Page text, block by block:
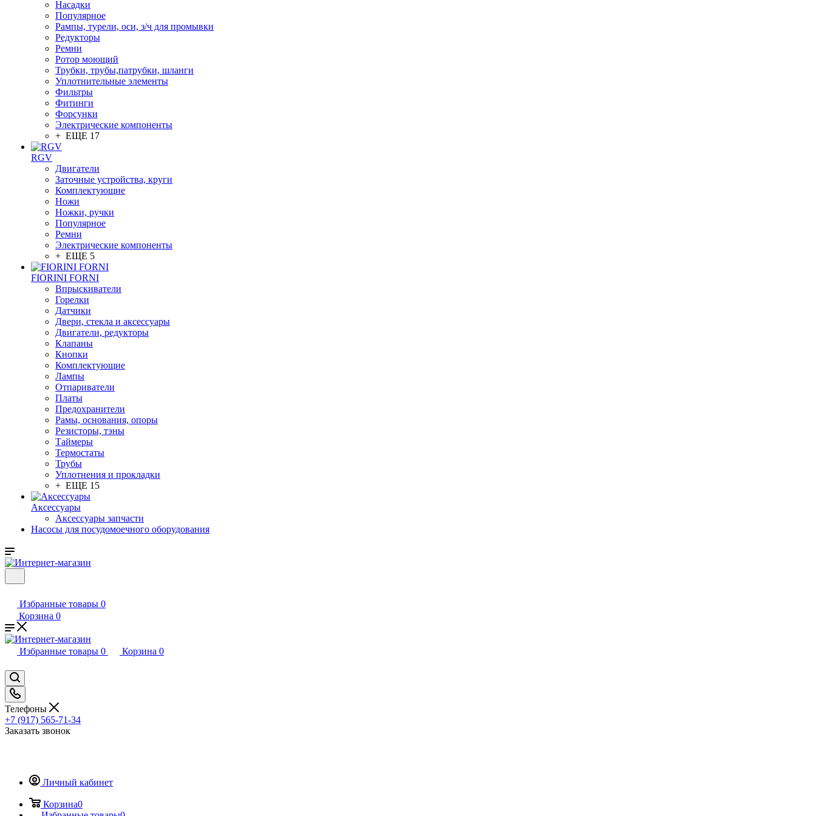
Насадки
Популярное
Рампы, турели, оси, з/ч для промывки
Редукторы
Ремни
Ротор моющий
Трубки, трубы,патрубки, шланги
Уплотнительные элементы
Фильтры
Фитинги
Форсунки
Электрические компоненты
+ ЕЩЕ 17
RGV
Двигатели
Заточные устройства, круги
Комплектующие
Ножи
Ножки, ручки
Популярное
Ремни
Электрические компоненты
+ ЕЩЕ 5
FIORINI FORNI
Впрыскиватели
Горелки
Датчики
Двери, стекла и аксессуары
Двигатели, редукторы
Клапаны
Кнопки
Комплектующие
Лампы
Отпариватели
Платы
Предохранители
Рамы, основания, опоры
Резисторы, тэны
Таймеры
Термостаты
Трубы
Уплотнения и прокладки
+ ЕЩЕ 15
Аксессуары
Аксессуары запчасти
Насосы для посудомоечного оборудования
Избранные товары 0
Корзина 0
Избранные товары 0 Корзина 0
Телефоны
+7 (917) 565-71-34
Заказать звонок
Личный кабинет
Корзина0